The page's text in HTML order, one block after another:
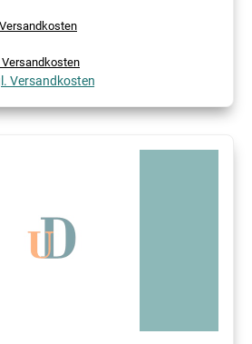
Versandkosten
Versandkosten